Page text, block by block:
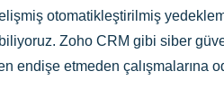
otomatikleştirilmiş
Zoho CRM gibi siber
endişe etmeden çalışmalarına